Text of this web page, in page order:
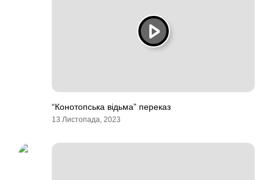
“Конотопська відьма” переказ
13 Листопада, 2023